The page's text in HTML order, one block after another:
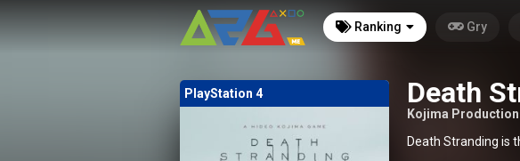
Ranking Gry
PlayStation 4 Death
Kojima
Death Stranding is